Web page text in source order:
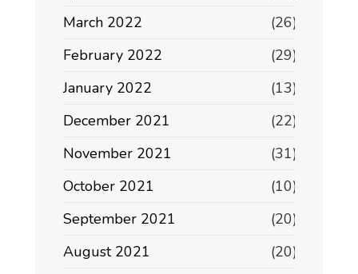
March 2022
(26)
February 2022
(29)
January 2022
(13)
December 2021
(22)
November 2021
(31)
October 2021
(10)
September 2021
(20)
August 2021
(20)